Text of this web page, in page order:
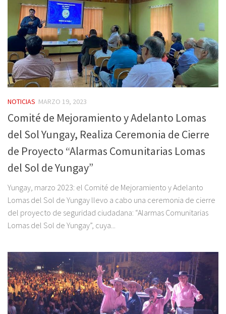
NOTICIAS MARZO 19, 2023
Comité de Mejoramiento y Adelanto Lomas
del Sol Yungay, Realiza Ceremonia de Cierre
de Proyecto “Alarmas Comunitarias Lomas
del Sol de Yungay”
Yungay, marzo 2023: el Comité de Mejoramiento y Adelanto
Lomas del Sol de Yungay llevo a cabo una ceremonia de cierre
del proyecto de seguridad ciudadana: “Alarmas Comunitarias
Lomas del Sol de Yungay”, cuya...